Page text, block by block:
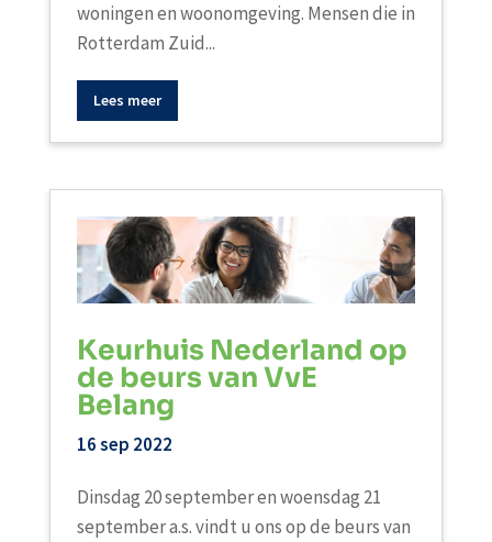
woningen en woonomgeving. Mensen die in
Rotterdam Zuid...
Lees meer
Keurhuis Nederland op
de beurs van VvE
Belang
16 sep 2022
Dinsdag 20 september en woensdag 21
september a.s. vindt u ons op de beurs van